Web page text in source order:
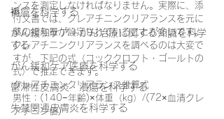
褥瘡を科学する
がん緩和ケア＋がん治療に関する知識を科学
する
がん緩和ケア医療を科学する
鬱滞性皮膚炎・潰瘍を科学する
失禁関連皮膚炎を科学する
ンスを測定しなければなりません。実際に、添
付文書では、クレアチニンクリアランスを元に
薬の投与量が設定されていることが多いです。
クレアチニンクリアランスを調べるのは大変で
すが、下記の式（コッククロフト・ゴールトの
式）で推定できます。
クレアチニンクリアランス推算式
男性：(140−年齢)×体重（kg）/(72×血清クレ
アチニン値)